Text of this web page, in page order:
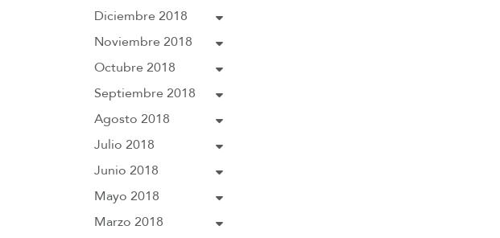
Diciembre 2018
Noviembre 2018
Octubre 2018
Septiembre 2018
Agosto 2018
Julio 2018
Junio 2018
Mayo 2018
Marzo 2018